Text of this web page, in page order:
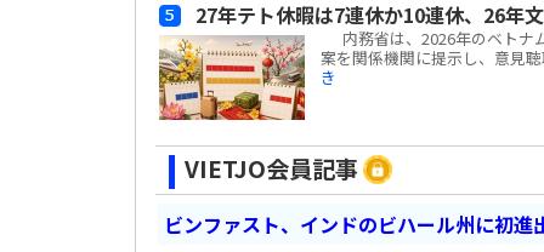
27年テト休暇は7連休か10連休、26年
内務省は、2026年のベトナ
案を関係機関に提示し、意見
き
VIETJO会員記事
ビンファスト、インドのビハール州に初